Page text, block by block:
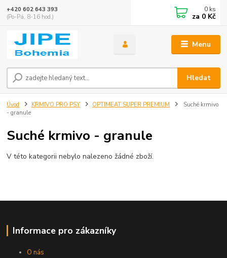
Menu
Hledat
+420 602 643 393
(Po-Pá, 8-16 hod.)
0 ks
za 0 Kč
Úvod KRMIVO PRO PSY OPTIMEAT SUPER PREMIUM
Suché krmivo
- granule
Suché krmivo - granule
V této kategorii nebylo nalezeno žádné zboží.
Informace pro zákazníky
O nás